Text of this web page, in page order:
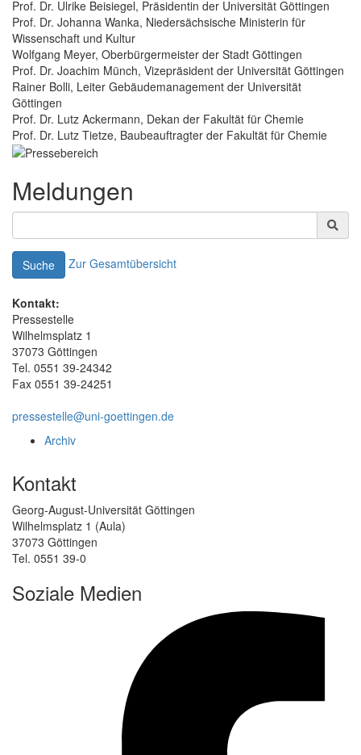
Prof. Dr. Ulrike Beisiegel, Präsidentin der Universität Göttingen
Prof. Dr. Johanna Wanka, Niedersächsische Ministerin für
Wissenschaft und Kultur
Wolfgang Meyer, Oberbürgermeister der Stadt Göttingen
Prof. Dr. Joachim Münch, Vizepräsident der Universität Göttingen
Rainer Bolli, Leiter Gebäudemanagement der Universität
Göttingen
Prof. Dr. Lutz Ackermann, Dekan der Fakultät für Chemie
Prof. Dr. Lutz Tietze, Baubeauftragter der Fakultät für Chemie
Meldungen
Suche Zur Gesamtübersicht
Kontakt:
Pressestelle
Wilhelmsplatz 1
37073 Göttingen
Tel. 0551 39-24342
Fax 0551 39-24251
pressestelle@uni-goettingen.de
Archiv
Kontakt
Georg-August-Universität Göttingen
Wilhelmsplatz 1 (Aula)
37073 Göttingen
Tel. 0551 39-0
Soziale Medien